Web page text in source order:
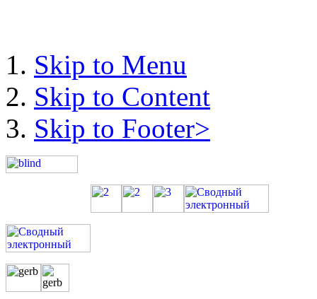
Skip to Menu
Skip to Content
Skip to Footer>